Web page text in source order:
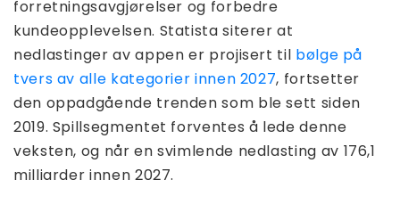
forretningsavgjørelser og forbedre
kundeopplevelsen. Statista siterer at
nedlastinger av appen er projisert til bølge på
tvers av alle kategorier innen 2027, fortsetter
den oppadgående trenden som ble sett siden
2019. Spillsegmentet forventes å lede denne
veksten, og når en svimlende nedlasting av 176,1
milliarder innen 2027.